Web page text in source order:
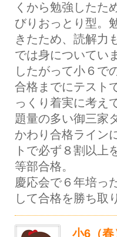
くから勉強したた
びりおっとり型。
きたため、読解力
では身についてい
したがって小６で
合格までにテスト
っくり着実に考え
題量の多い御三家
かわり合格ライン
トで必ず８割以上
等部合格。
慶応会で６年培っ
して合格を勝ち取
小6（